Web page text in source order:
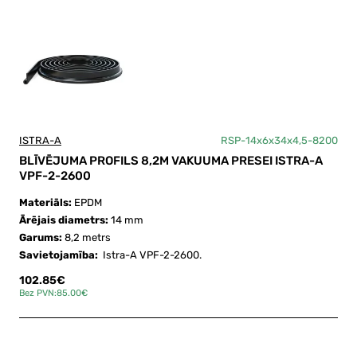
ISTRA-A RSP-14x6x34x4,5-8200
BLĪVĒJUMA PROFILS 8,2M VAKUUMA PRESEI ISTRA-A
VPF-2-2600
Materiāls: EPDM
Ārējais diametrs: 14 mm
Garums: 8,2 metrs
Savietojamība: Istra-A VPF-2-2600.
102.85€
Bez PVN:85.00€